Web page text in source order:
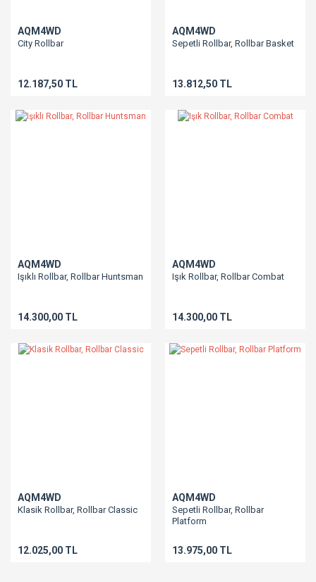
AQM4WD
City Rollbar
12.187,50 TL
AQM4WD
Sepetli Rollbar, Rollbar Basket
13.812,50 TL
AQM4WD
Işıklı Rollbar, Rollbar Huntsman
14.300,00 TL
AQM4WD
Işık Rollbar, Rollbar Combat
14.300,00 TL
AQM4WD
Klasik Rollbar, Rollbar Classic
12.025,00 TL
AQM4WD
Sepetli Rollbar, Rollbar
Platform
13.975,00 TL